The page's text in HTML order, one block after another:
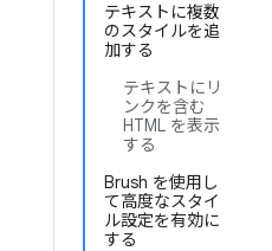
テキストに複数
のスタイルを追
加する
テキストにリ
ンクを含む
HTML を表示
する
Brush を使用し
て高度なスタイ
ル設定を有効に
する